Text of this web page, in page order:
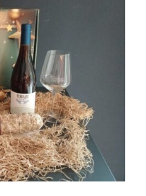
QUESTO
PRODOTTO
HA
PIÙ
VARIANTI.
LE
OPZIONI
POSSONO
ESSERE
/